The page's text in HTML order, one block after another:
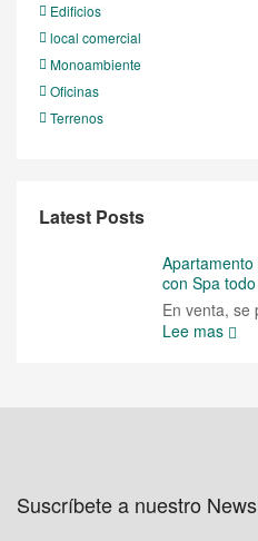
Edificios
local comercial
Monoambiente
Oficinas
Terrenos
Latest Posts
con Spa
En venta, se
Lee mas
Suscríbete a nuestro